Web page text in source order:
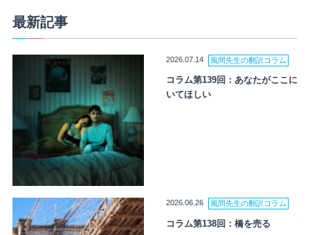
最新記事
2026.07.14 風間先生の翻訳コラム
コラム第139回：あなたがここに
いてほしい
2026.06.26 風間先生の翻訳コラム
コラム第138回：橋を売る